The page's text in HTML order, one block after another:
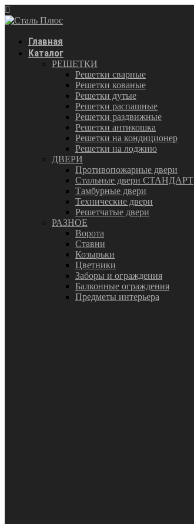
Главная
Каталог
РЕШЕТКИ
Решетки сварные
Решетки кованые
Решетки дутые
Решетки распашные
Решетки раздвижные
Решетки антикошка
Решетки на кондиционер
Решетки на лоджию
ДВЕРИ
Противопожарные двери
Стальные двери СТАНДАРТ
Тамбурные двери
Технические двери
Решетчатые двери
РАЗНОЕ
Ворота
Ставни
Козырьки
Цветники
Заборы и ограждения
Балконные ограждения
Предметы интерьера